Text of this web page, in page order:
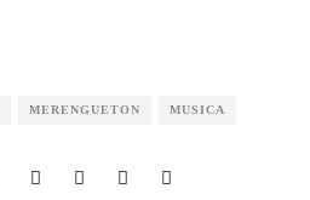
MERENGUETON MUSICA